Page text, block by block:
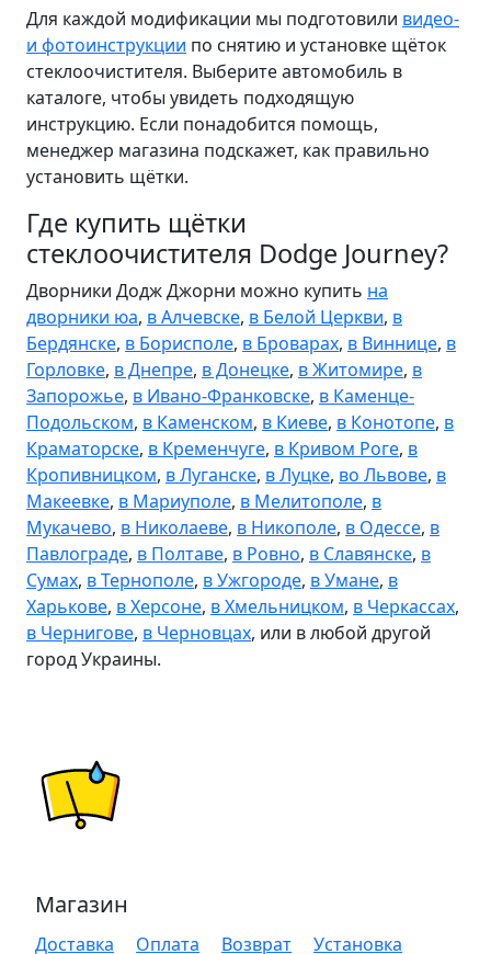
Для каждой модификации мы подготовили видео-
и фотоинструкции по снятию и установке щёток
стеклоочистителя. Выберите автомобиль в
каталоге, чтобы увидеть подходящую
инструкцию. Если понадобится помощь,
менеджер магазина подскажет, как правильно
установить щётки.
Где купить щётки
стеклоочистителя Dodge Journey?
Дворники Додж Джорни можно купить на
дворники юа, в Алчевске, в Белой Церкви, в
Бердянске, в Борисполе, в Броварах, в Виннице, в
Горловке, в Днепре, в Донецке, в Житомире, в
Запорожье, в Ивано-Франковске, в Каменце-
Подольском, в Каменском, в Киеве, в Конотопе, в
Краматорске, в Кременчуге, в Кривом Роге, в
Кропивницком, в Луганске, в Луцке, во Львове, в
Макеевке, в Мариуполе, в Мелитополе, в
Мукачево, в Николаеве, в Никополе, в Одессе, в
Павлограде, в Полтаве, в Ровно, в Славянске, в
Сумах, в Тернополе, в Ужгороде, в Умане, в
Харькове, в Херсоне, в Хмельницком, в Черкассах,
в Чернигове, в Черновцах, или в любой другой
город Украины.
Магазин
Доставка Оплата Возврат Установка